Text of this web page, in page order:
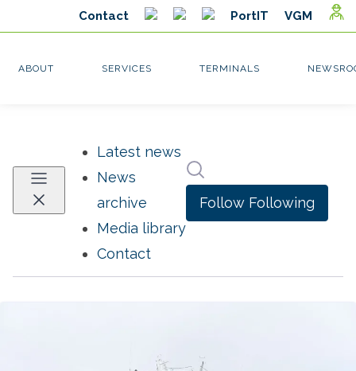
Latest news
News
archive
Media library
Contact
Follow Following